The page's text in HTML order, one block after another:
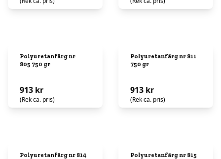
Polyuretanfärg nr
805 750 gr
913 kr
(Rek ca. pris)
Polyuretanfärg nr 811
750 gr
913 kr
(Rek ca. pris)
Polyuretanfärg nr 814
Polyuretanfärg nr 815